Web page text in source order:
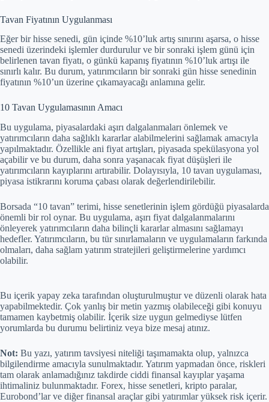
Tavan Fiyatının Uygulanması
Eğer bir hisse senedi, gün içinde %10’luk artış sınırını aşarsa, o hisse
senedi üzerindeki işlemler durdurulur ve bir sonraki işlem günü için
belirlenen tavan fiyatı, o günkü kapanış fiyatının %10’luk artışı ile
sınırlı kalır. Bu durum, yatırımcıların bir sonraki gün hisse senedinin
fiyatının %10’un üzerine çıkamayacağı anlamına gelir.
10 Tavan Uygulamasının Amacı
Bu uygulama, piyasalardaki aşırı dalgalanmaları önlemek ve
yatırımcıların daha sağlıklı kararlar alabilmelerini sağlamak amacıyla
yapılmaktadır. Özellikle ani fiyat artışları, piyasada spekülasyona yol
açabilir ve bu durum, daha sonra yaşanacak fiyat düşüşleri ile
yatırımcıların kayıplarını artırabilir. Dolayısıyla, 10 tavan uygulaması,
piyasa istikrarını koruma çabası olarak değerlendirilebilir.
Borsada “10 tavan” terimi, hisse senetlerinin işlem gördüğü piyasalarda
önemli bir rol oynar. Bu uygulama, aşırı fiyat dalgalanmalarını
önleyerek yatırımcıların daha bilinçli kararlar almasını sağlamayı
hedefler. Yatırımcıların, bu tür sınırlamaların ve uygulamaların farkında
olmaları, daha sağlam yatırım stratejileri geliştirmelerine yardımcı
olabilir.
Bu içerik yapay zeka tarafından oluşturulmuştur ve düzenli olarak hata
yapabilmektedir. Çok yanlış bir metin yazmış olabileceği gibi konuyu
tamamen kaybetmiş olabilir. İçerik size uygun gelmediyse lütfen
yorumlarda bu durumu belirtiniz veya bize mesaj atınız.
Not: Bu yazı, yatırım tavsiyesi niteliği taşımamakta olup, yalnızca
bilgilendirme amacıyla sunulmaktadır. Yatırım yapmadan önce, riskleri
tam olarak anlamadığınız takdirde ciddi finansal kayıplar yaşama
ihtimaliniz bulunmaktadır. Forex, hisse senetleri, kripto paralar,
Eurobond’lar ve diğer finansal araçlar gibi yatırımlar yüksek risk içerir.